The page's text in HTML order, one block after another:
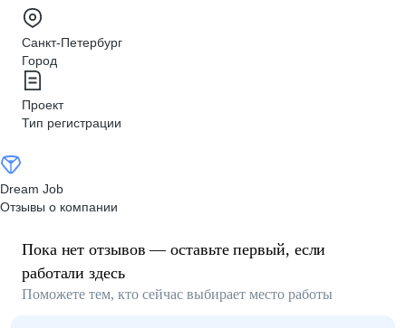
Санкт-Петербург
Город
Проект
Тип регистрации
Dream Job
Отзывы о компании
Пока нет отзывов — оставьте первый, если
работали здесь
Поможете тем, кто сейчас выбирает место работы